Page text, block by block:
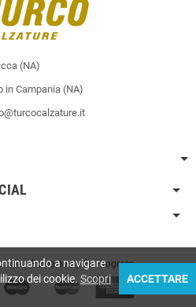
(NA)
in Campania (NA)
| Powered by Pc Progress
a navigare
dei cookie. Scopri
ACCETTARE